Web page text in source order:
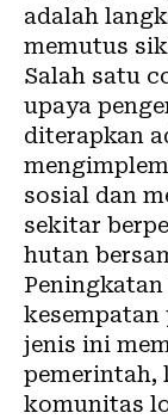
adalah
memutus
Salah satu
upaya
diterapkan
sosial dan
sekitar
hutan
kesempatan
jenis ini
pemerintah,
komunitas